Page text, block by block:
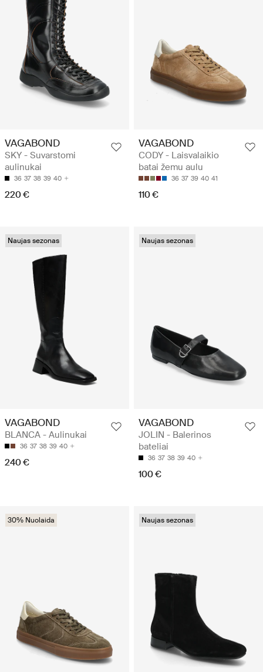
VAGABOND
SKY - Suvarstomi
aulinukai
36 37 38 39 40
220 €
VAGABOND
CODY - Laisvalaikio
batai žemu aulu
36 37 39 40 41
110 €
Naujas sezonas
VAGABOND
BLANCA - Aulinukai
36 37 38 39 40
240 €
Naujas sezonas
VAGABOND
JOLIN - Balerinos
bateliai
36 37 38 39 40
100 €
30% Nuolaida Naujas sezonas